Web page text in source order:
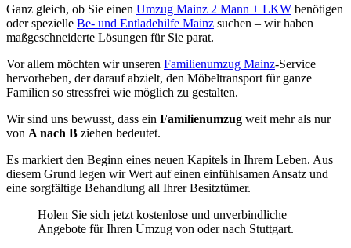
Ganz gleich, ob Sie einen Umzug Mainz 2 Mann + LKW benötigen
oder spezielle Be- und Entladehilfe Mainz suchen – wir haben
maßgeschneiderte Lösungen für Sie parat.
Vor allem möchten wir unseren Familienumzug Mainz-Service
hervorheben, der darauf abzielt, den Möbeltransport für ganze
Familien so stressfrei wie möglich zu gestalten.
Wir sind uns bewusst, dass ein Familienumzug weit mehr als nur
von A nach B ziehen bedeutet.
Es markiert den Beginn eines neuen Kapitels in Ihrem Leben. Aus
diesem Grund legen wir Wert auf einen einfühlsamen Ansatz und
eine sorgfältige Behandlung all Ihrer Besitztümer.
Holen Sie sich jetzt kostenlose und unverbindliche
Angebote für Ihren Umzug von oder nach Stuttgart.